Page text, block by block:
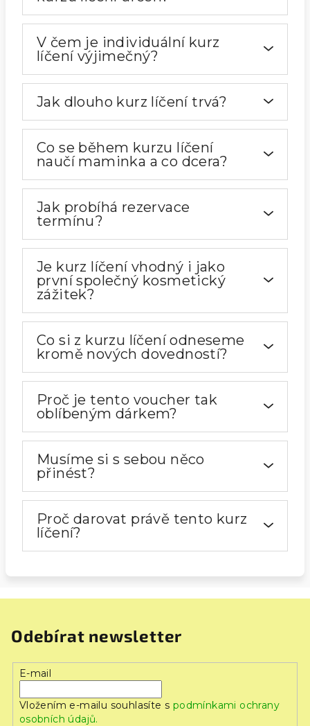
V čem je individuální kurz
líčení výjimečný?
Jak dlouho kurz líčení trvá?
Co se během kurzu líčení
naučí maminka a co dcera?
Jak probíhá rezervace
termínu?
Je kurz líčení vhodný i jako
první společný kosmetický
zážitek?
Co si z kurzu líčení odneseme
kromě nových dovedností?
Proč je tento voucher tak
oblíbeným dárkem?
Musíme si s sebou něco
přinést?
Proč darovat právě tento kurz
líčení?
Odebírat newsletter
E-mail
Vložením e-mailu souhlasíte s podmínkami ochrany
osobních údajů.